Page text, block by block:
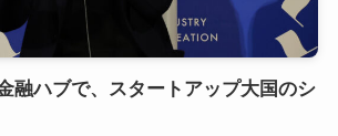
融ハブで、スタートアップ大国のシ